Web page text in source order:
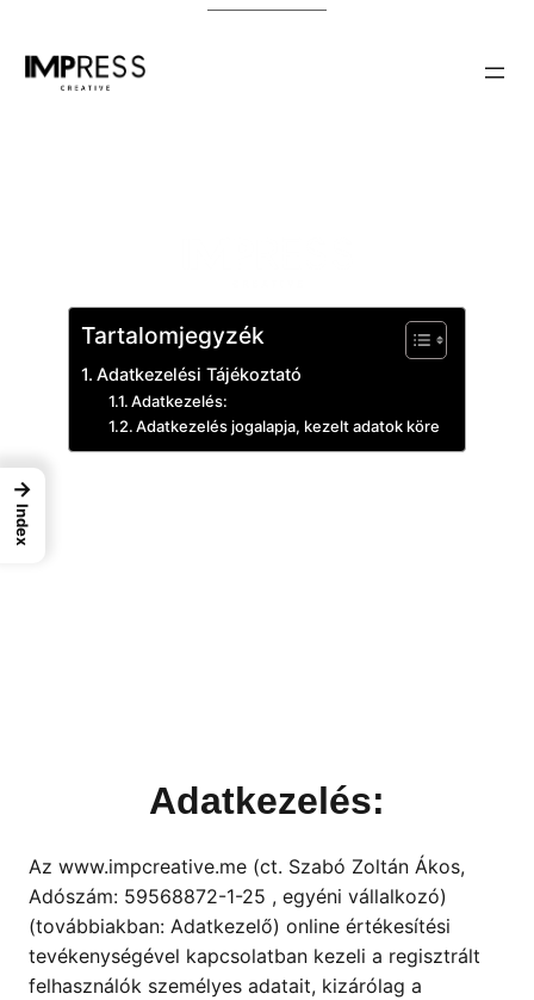
tartalomhoz
Tartalomjegyzék
Adatkezelési Tájékoztató
Adatkezelés:
Adatkezelés jogalapja, kezelt adatok köre
Adatkezelés:
Az www.impcreative.me (ct. Szabó Zoltán Ákos,
Adószám: 59568872-1-25 , egyéni vállalkozó)
(továbbiakban: Adatkezelő) online értékesítési
tevékenységével kapcsolatban kezeli a regisztrált
felhasználók személyes adatait, kizárólag a
→
Index